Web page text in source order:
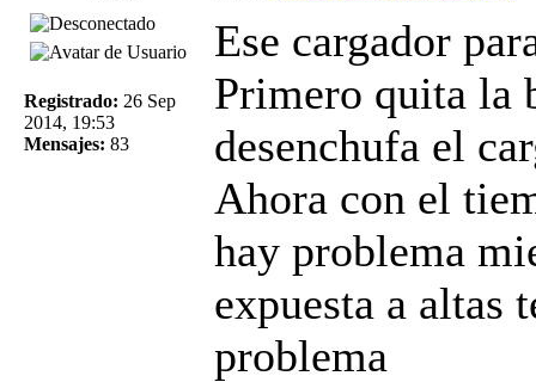
Registrado: 26 Sep
2014, 19:53
Mensajes: 83
Ese cargador
Primero quita la
desenchufa el
Ahora con el
hay problema
expuesta a altas
problema